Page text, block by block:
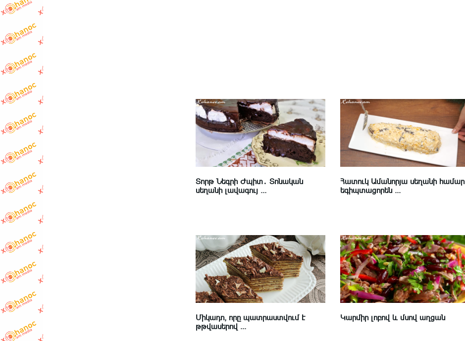
Տորթ Նեգրի Ժպիտ․ Տոնական
սեղանի լավագույ ...
Հատուկ Ամանորյա սեղանի համար
եգիպտացորեն ...
Միկադո, որը պատրաստվում է
թթվասերով ...
Կարմիր լոբով և մսով աղցան